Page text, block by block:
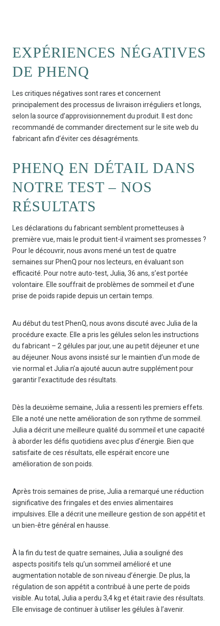
EXPÉRIENCES NÉGATIVES
DE PHENQ
Les critiques négatives sont rares et concernent
principalement des processus de livraison irréguliers et longs,
selon la source d’approvisionnement du produit. Il est donc
recommandé de commander directement sur le site web du
fabricant afin d’éviter ces désagréments.
PHENQ EN DÉTAIL DANS
NOTRE TEST – NOS
RÉSULTATS
Les déclarations du fabricant semblent prometteuses à
première vue, mais le produit tient-il vraiment ses promesses ?
Pour le découvrir, nous avons mené un test de quatre
semaines sur PhenQ pour nos lecteurs, en évaluant son
efficacité. Pour notre auto-test, Julia, 36 ans, s’est portée
volontaire. Elle souffrait de problèmes de sommeil et d’une
prise de poids rapide depuis un certain temps.
Au début du test PhenQ, nous avons discuté avec Julia de la
procédure exacte. Elle a pris les gélules selon les instructions
du fabricant – 2 gélules par jour, une au petit déjeuner et une
au déjeuner. Nous avons insisté sur le maintien d’un mode de
vie normal et Julia n’a ajouté aucun autre supplément pour
garantir l’exactitude des résultats.
Dès la deuxième semaine, Julia a ressenti les premiers effets.
Elle a noté une nette amélioration de son rythme de sommeil.
Julia a décrit une meilleure qualité du sommeil et une capacité
à aborder les défis quotidiens avec plus d’énergie. Bien que
satisfaite de ces résultats, elle espérait encore une
amélioration de son poids.
Après trois semaines de prise, Julia a remarqué une réduction
significative des fringales et des envies alimentaires
impulsives. Elle a décrit une meilleure gestion de son appétit et
un bien-être général en hausse.
À la fin du test de quatre semaines, Julia a souligné des
aspects positifs tels qu’un sommeil amélioré et une
augmentation notable de son niveau d’énergie. De plus, la
régulation de son appétit a contribué à une perte de poids
visible. Au total, Julia a perdu 3,4 kg et était ravie des résultats.
Elle envisage de continuer à utiliser les gélules à l’avenir.